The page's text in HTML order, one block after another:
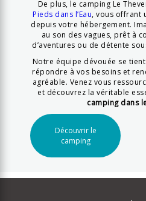
De plus, le camping Le
Pieds dans l’Eau, vous offrant
depuis votre hébergement.
au son des vagues, prêt à
d’aventures ou de détente
Notre équipe dévouée se
répondre à vos besoins et
agréable. Venez vous
et découvrez la véritable
camping dans
Découvrir le
camping